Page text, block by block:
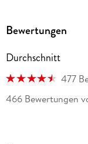
Bewertungen
Durchschnitt
477
466 Bewertungen